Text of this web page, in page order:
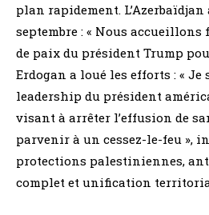
plan rapidement. L’Azerbaïdjan
septembre : « Nous
de paix du président Trump
Erdogan a loué les efforts : «
leadership du président
visant à arrêter l’effusion de
parvenir à un cessez-le-feu »,
protections palestiniennes,
complet et unification